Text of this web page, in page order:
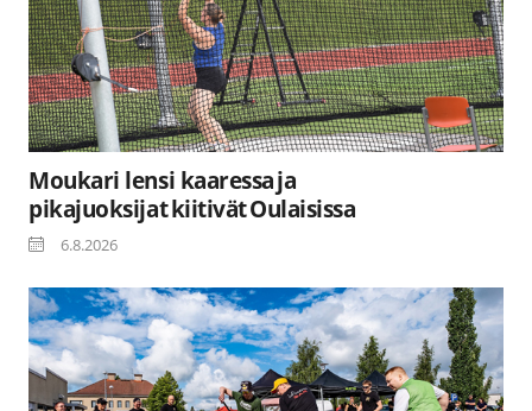
Moukari lensi kaaressa ja
pikajuoksijat kiitivät Oulaisissa
6.8.2026